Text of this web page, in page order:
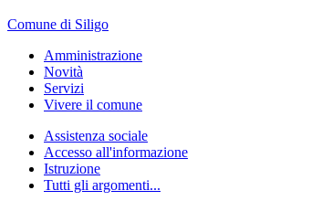
Comune di Siligo
Amministrazione
Novità
Servizi
Vivere il comune
Assistenza sociale
Accesso all'informazione
Istruzione
Tutti gli argomenti...